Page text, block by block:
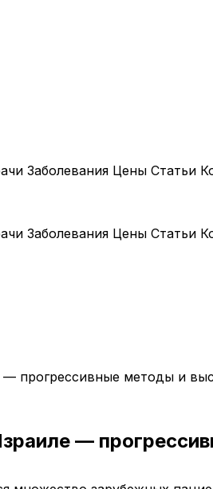
Заболевания Цены Статьи
Заболевания Цены Статьи
прогрессивные методы и
—